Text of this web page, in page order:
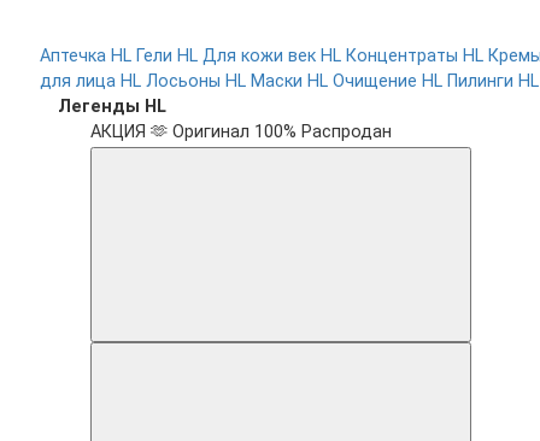
Аптечка HL Гели HL Для кожи век HL Концентраты HL
для лица HL Лосьоны HL Маски HL Очищение HL Пилинги HL
Легенды HL
АКЦИЯ 🫶 Оригинал 100% Распродан